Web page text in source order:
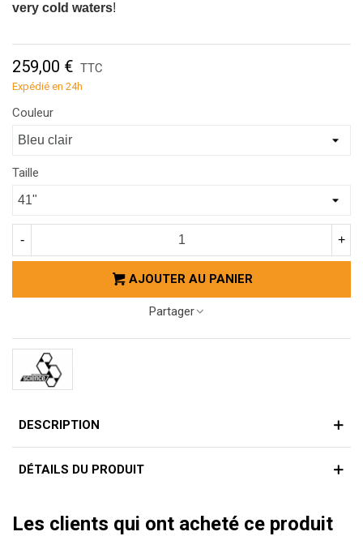
very cold waters!
259,00 € TTC
Expédié en 24h
Couleur
Taille
- +
AJOUTER AU PANIER
Partager
DESCRIPTION
DÉTAILS DU PRODUIT
Les clients qui ont acheté ce produit